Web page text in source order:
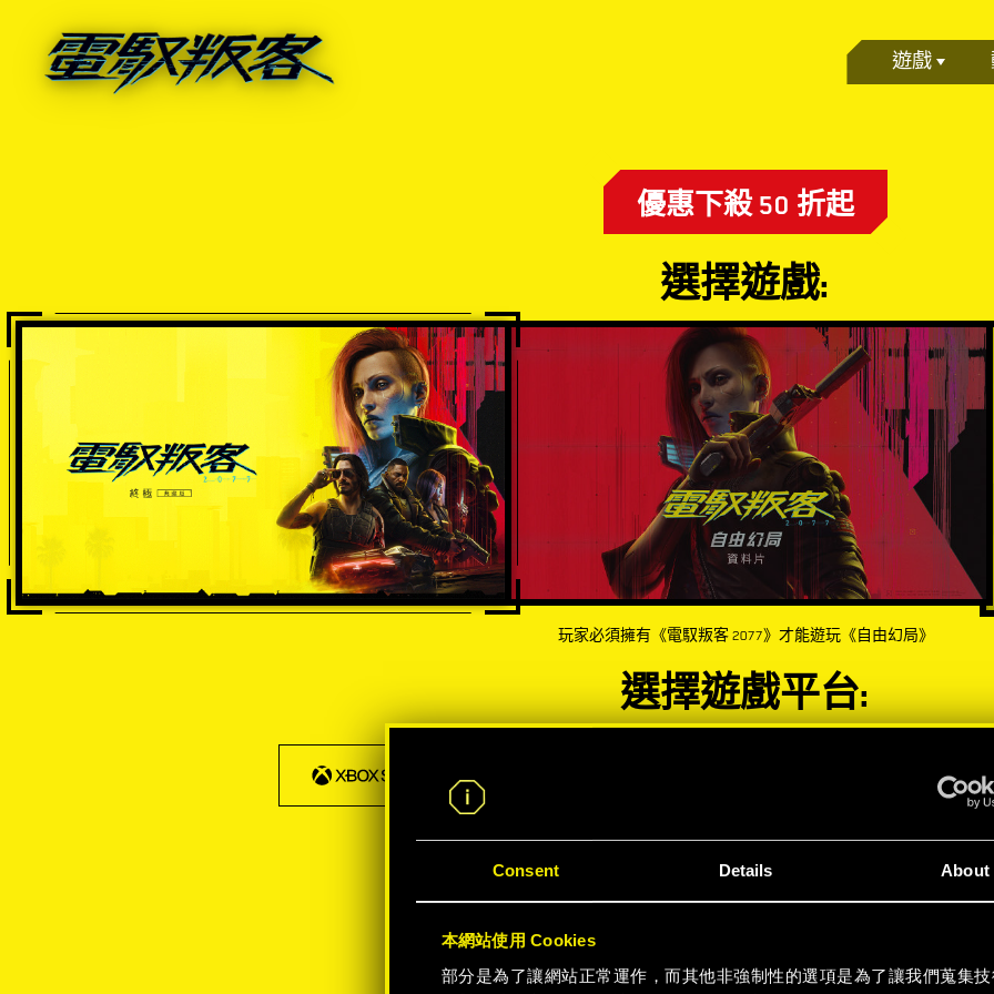
Consent Details About
本網站使用 Cookies
部分是為了讓網站正常運作，而其他非強制性的選項是為了讓我們蒐集
遊戲
優惠下殺 50 折起
選擇遊戲:
玩家必須擁有《電馭叛客 2077》才能遊玩《自由幻局》
選擇遊戲平台: